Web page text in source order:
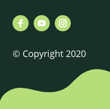
© Copyright 2020